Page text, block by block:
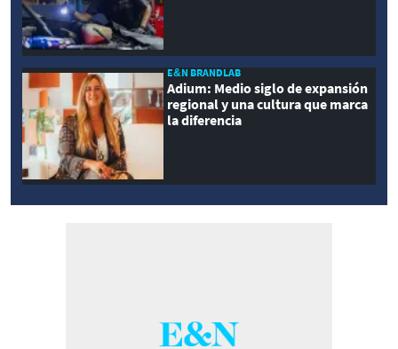
E&N BRANDLAB
Adium: Medio siglo de expansión
regional y una cultura que marca
la diferencia